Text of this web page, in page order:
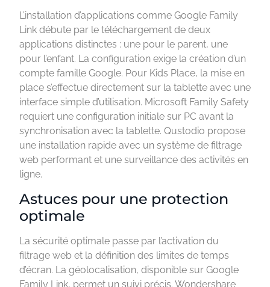
L’installation d’applications comme Google Family
Link débute par le téléchargement de deux
applications distinctes : une pour le parent, une
pour l’enfant. La configuration exige la création d’un
compte famille Google. Pour Kids Place, la mise en
place s’effectue directement sur la tablette avec une
interface simple d’utilisation. Microsoft Family Safety
requiert une configuration initiale sur PC avant la
synchronisation avec la tablette. Qustodio propose
une installation rapide avec un système de filtrage
web performant et une surveillance des activités en
ligne.
Astuces pour une protection
optimale
La sécurité optimale passe par l’activation du
filtrage web et la définition des limites de temps
d’écran. La géolocalisation, disponible sur Google
Family Link, permet un suivi précis. Wondershare